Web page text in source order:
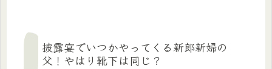
披露宴でいつかやってくる新郎新婦の
父！やはり靴下は同じ？